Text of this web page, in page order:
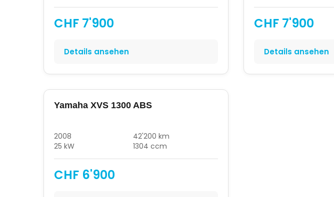
CHF 7'900
Details ansehen
CHF 7'900
Details ansehen
Yamaha XVS 1300 ABS
2008
42'200 km
25 kW
1304 ccm
CHF 6'900